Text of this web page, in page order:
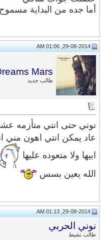
أما جده من البداية
29-08-2014, 01:06 AM
Dreams Mars
طالب جديد
نوني حتى انتي متأزمه
عاد يمكن انتي اهون مني
ابيها ولا متعوده عليها
الله يعين بسس
29-08-2014, 01:13 AM
نوني الحربي
طالب نشيط